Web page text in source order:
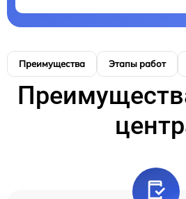
Преимущества Этапы работ